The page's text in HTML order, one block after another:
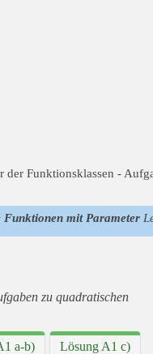
Funktionen mit Parameter
zu quadratischen
a-b) Lösung A1 c)